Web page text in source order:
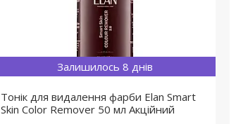
Залишилось 8 днів
Тонік для видалення фарби Elan Smart
Skin Color Remover 50 мл Акційний